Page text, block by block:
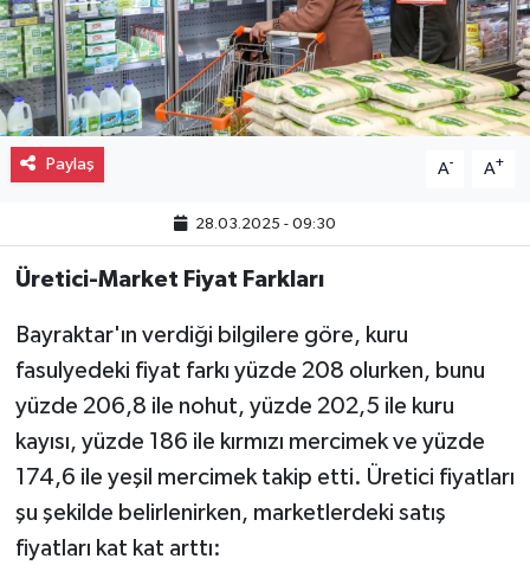
Paylaş A- A+
28.03.2025 - 09:30
Üretici-Market Fiyat Farkları
Bayraktar'ın verdiği bilgilere göre, kuru
fasulyedeki fiyat farkı yüzde 208 olurken, bunu
yüzde 206,8 ile nohut, yüzde 202,5 ile kuru
kayısı, yüzde 186 ile kırmızı mercimek ve yüzde
174,6 ile yeşil mercimek takip etti. Üretici fiyatları
şu şekilde belirlenirken, marketlerdeki satış
fiyatları kat kat arttı: